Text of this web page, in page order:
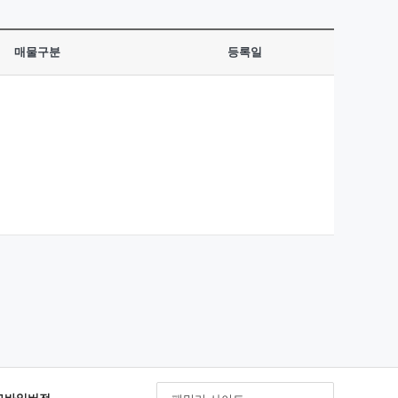
매물구분 등록일